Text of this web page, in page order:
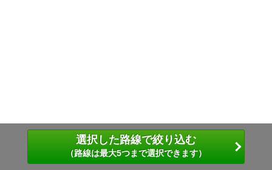
選択した路線で絞り込む
（路線は最大5つまで選択できます）